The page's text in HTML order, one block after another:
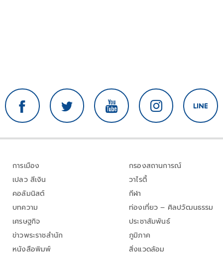
การเมือง
เปลว สีเงิน
คอลัมนิสต์
บทความ
เศรษฐกิจ
ข่าวพระราชสำนัก
หนังสือพิมพ์
กรองสถานการณ์
วาไรตี้
กีฬา
ท่องเที่ยว – ศิลปวัฒนธรรม
ประชาสัมพันธ์
ภูมิภาค
สิ่งแวดล้อม